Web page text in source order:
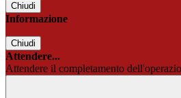
Chiudi
Informazione
Chiudi
Attendere...
Attendere il completamento